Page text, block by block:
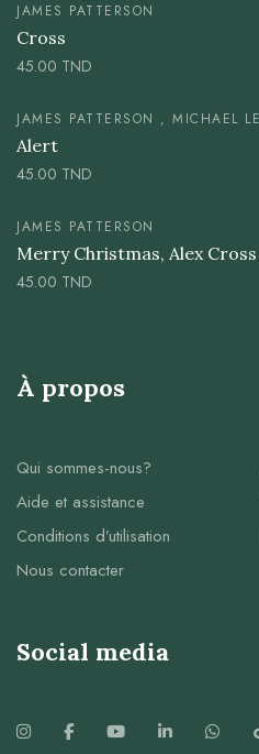
JAMES PATTERSON
Cross
45.00 TND
JAMES PATTERSON , MICHAEL
Alert
45.00 TND
JAMES PATTERSON
Merry Christmas, Alex
45.00 TND
À propos
Qui sommes-nous?
Aide et assistance
Conditions d’utilisation
Nous contacter
Social media